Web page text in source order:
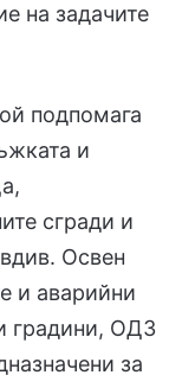
на задачите
подпомага
и
сгради и
Освен
и аварийни
градини, ОДЗ
за